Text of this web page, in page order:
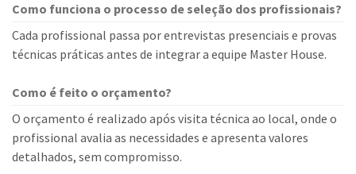
Como funciona o processo de seleção dos profissionais?
Cada profissional passa por entrevistas presenciais e provas
técnicas práticas antes de integrar a equipe Master House.
Como é feito o orçamento?
O orçamento é realizado após visita técnica ao local, onde o
profissional avalia as necessidades e apresenta valores
detalhados, sem compromisso.